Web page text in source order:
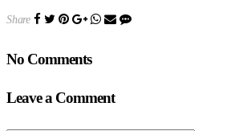
Share
No Comments
Leave a Comment